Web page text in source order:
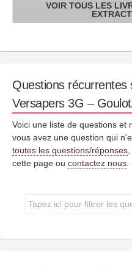
VOIR TOUS LES
Questions récurrentes
Versapers 3G –
Voici une liste de questions et
vous avez une question qui
toutes les questions/réponses,
cette page ou contactez nous.